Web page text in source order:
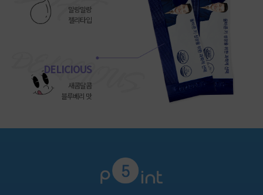
말랑말랑
젤리타입
DELICIOUS
새콤달콤
블루베리 맛